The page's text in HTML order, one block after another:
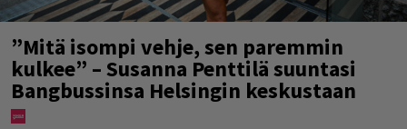
”Mitä isompi vehje, sen paremmin
kulkee” – Susanna Penttilä suuntasi
Bangbussinsa Helsingin keskustaan